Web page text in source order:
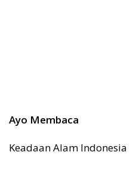
Ayo Membaca
Keadaan Alam Indonesia